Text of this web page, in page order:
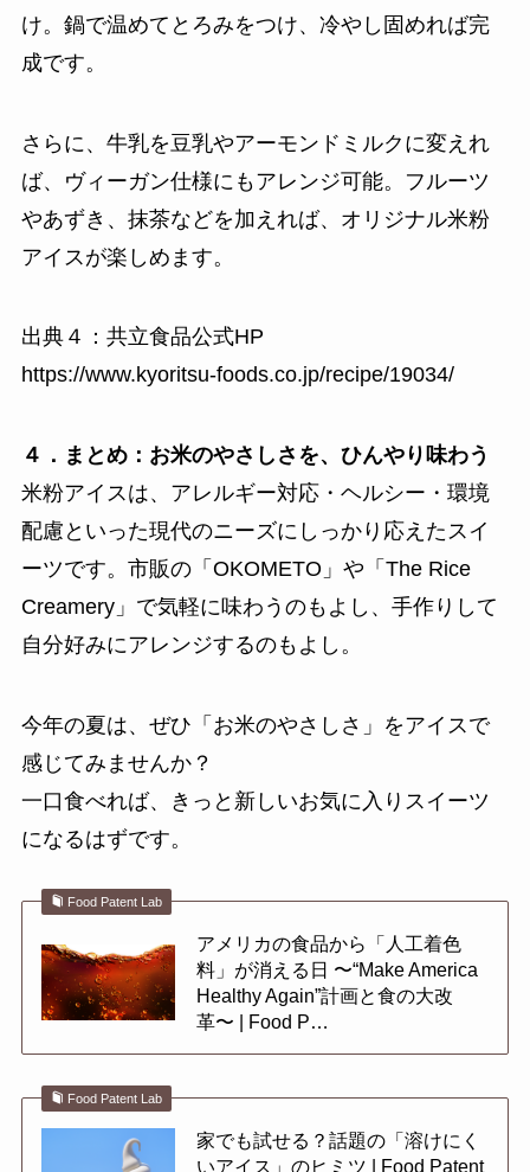
け。鍋で温めてとろみをつけ、冷やし固めれば完
成です。
さらに、牛乳を豆乳やアーモンドミルクに変えれ
ば、ヴィーガン仕様にもアレンジ可能。フルーツ
やあずき、抹茶などを加えれば、オリジナル米粉
アイスが楽しめます。
出典４：共立食品公式HP
https://www.kyoritsu-foods.co.jp/recipe/19034/
４．まとめ：お米のやさしさを、ひんやり味わう
米粉アイスは、アレルギー対応・ヘルシー・環境
配慮といった現代のニーズにしっかり応えたスイ
ーツです。市販の「OKOMETO」や「The Rice
Creamery」で気軽に味わうのもよし、手作りして
自分好みにアレンジするのもよし。
今年の夏は、ぜひ「お米のやさしさ」をアイスで
感じてみませんか？
一口食べれば、きっと新しいお気に入りスイーツ
になるはずです。
Food Patent Lab
アメリカの食品から「人工着色
料」が消える日 〜“Make America
Healthy Again”計画と食の大改
革〜 | Food P…
Food Patent Lab
家でも試せる？話題の「溶けにく
いアイス」のヒミツ | Food Patent